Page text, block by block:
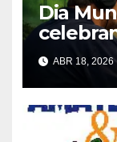
Dia
que
ABR 18, 2026